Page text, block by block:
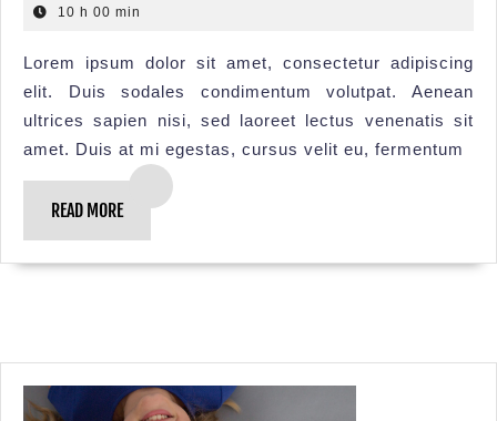
10 h 00 min
Lorem ipsum dolor sit amet, consectetur adipiscing
elit. Duis sodales condimentum volutpat. Aenean
ultrices sapien nisi, sed laoreet lectus venenatis sit
amet. Duis at mi egestas, cursus velit eu, fermentum
READ MORE